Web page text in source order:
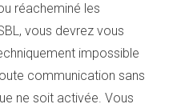
réacheminé les
vous devrez vous
impossible
communication sans
ne soit activée. Vous